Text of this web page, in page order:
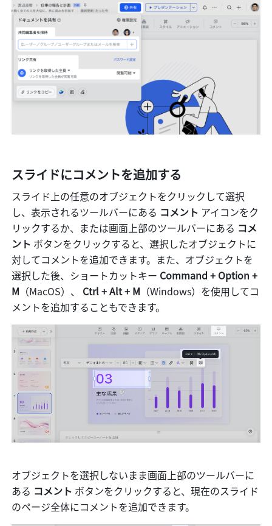
スライドにコメントを追加する
スライド上の任意のオブジェクトをクリックして選択
し、表示されるツールバーにある コメント アイコンをク
リックするか、または画面上部のツールバーにある コメ
ント ボタンをクリックすると、選択したオブジェクトに
対してコメントを追加できます。また、オブジェクトを
選択した後、ショートカットキー Command + Option +
M （MacOS）、 Ctrl + Alt + M （Windows）を使用してコ
メントを追加することもできます。
オブジェクトを選択しないまま画面上部のツールバーに
ある コメント ボタンをクリックすると、現在のスライド
のページ全体にコメントを追加できます。